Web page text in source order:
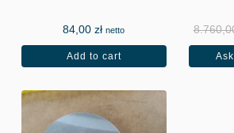
84,00zł netto
Add to cart